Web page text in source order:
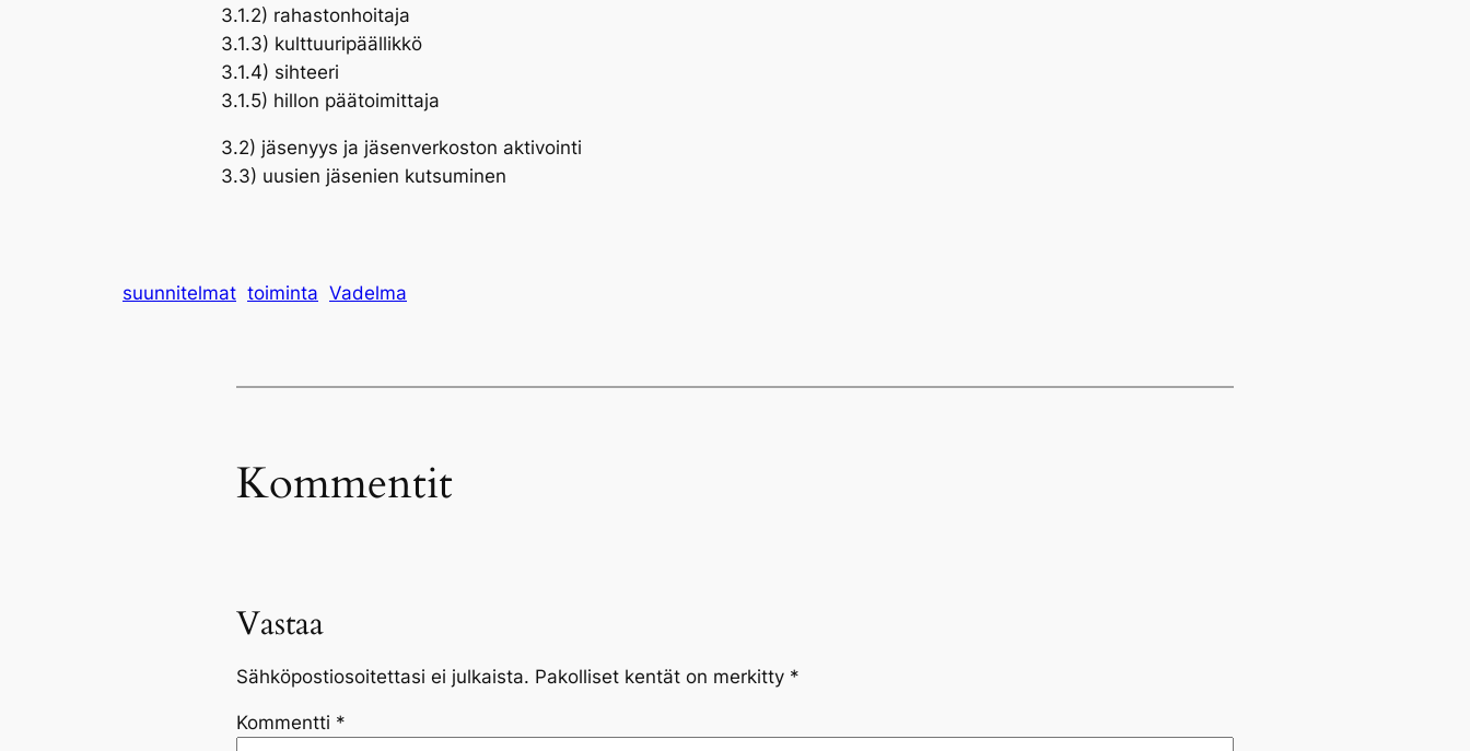
3.1.2) rahastonhoitaja
3.1.3) kulttuuripäällikkö
3.1.4) sihteeri
3.1.5) hillon päätoimittaja
3.2) jäsenyys ja jäsenverkoston aktivointi
3.3) uusien jäsenien kutsuminen
suunnitelmat toiminta Vadelma
Kommentit
Vastaa
Sähköpostiosoitettasi ei julkaista. Pakolliset kentät on merkitty *
Kommentti *